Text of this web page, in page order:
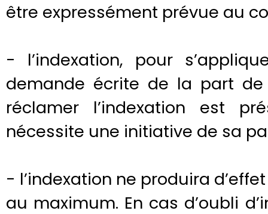
être expressément prévue au
- l’indexation, pour
demande écrite de la part
réclamer l’indexation est
nécessite une initiative de sa
- l’indexation ne produira
au maximum. En cas d’oubli